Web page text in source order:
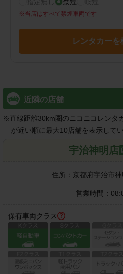
※ 当店はすべて禁煙車両です
レンタカーを
近隣の店舗
※直線距離30km圏のニコニコレンタ
が近い順に最大10店舗を表示してい
宇治神明店
住所： 京都府宇治市
営業時間：
保有車両クラス